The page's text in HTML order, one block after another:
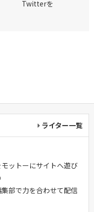
ライター一覧
ットーにサイトへ遊び
部で力を合わせて配信